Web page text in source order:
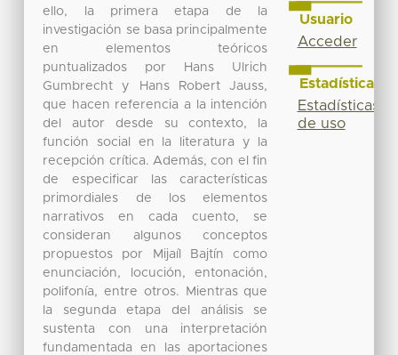
ello, la primera etapa de la
investigación se basa principalmente
en elementos teóricos
puntualizados por Hans Ulrich
Gumbrecht y Hans Robert Jauss,
que hacen referencia a la intención
del autor desde su contexto, la
función social en la literatura y la
recepción crítica. Además, con el fin
de especificar las características
primordiales de los elementos
narrativos en cada cuento, se
consideran algunos conceptos
propuestos por Mijaíl Bajtín como
enunciación, locución, entonación,
polifonía, entre otros. Mientras que
la segunda etapa del análisis se
sustenta con una interpretación
fundamentada en las aportaciones
Usuario
Acceder
Estadísticas
Estadísticas
de uso